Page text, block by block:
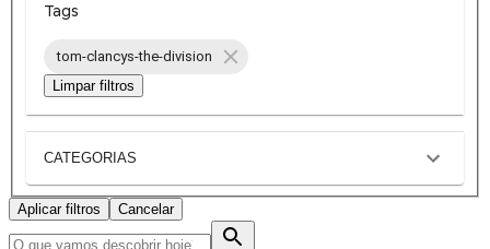
Tags
tom-clancys-the-division
Limpar filtros
CATEGORIAS
Aplicar filtros Cancelar